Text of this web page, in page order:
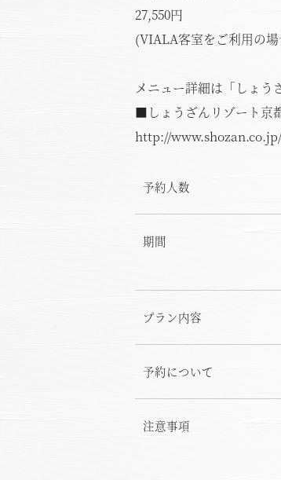
27,550円
(VIALA客室をご利用の
メニュー詳細は「しょう
■しょうざんリゾート
http://
予約人数
期間
プラン内容
予約について
注意事項